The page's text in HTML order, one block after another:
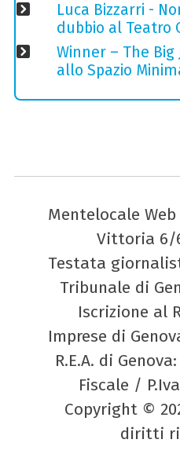
Luca Bizzarri -
dubbio al Teatro
Winner – The
allo Spazio
Mentelocale
Vittoria 6/
Testata
Tribunale di
Iscrizione al
Imprese di
R.E.A. di
Fiscale /
Copyright ©
diritti